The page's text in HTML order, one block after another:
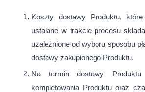
Koszty dostawy Produktu,
ustalane w trakcie procesu
uzależnione od wyboru sposobu
dostawy zakupionego Produktu.
Na termin dostawy
kompletowania Produktu oraz